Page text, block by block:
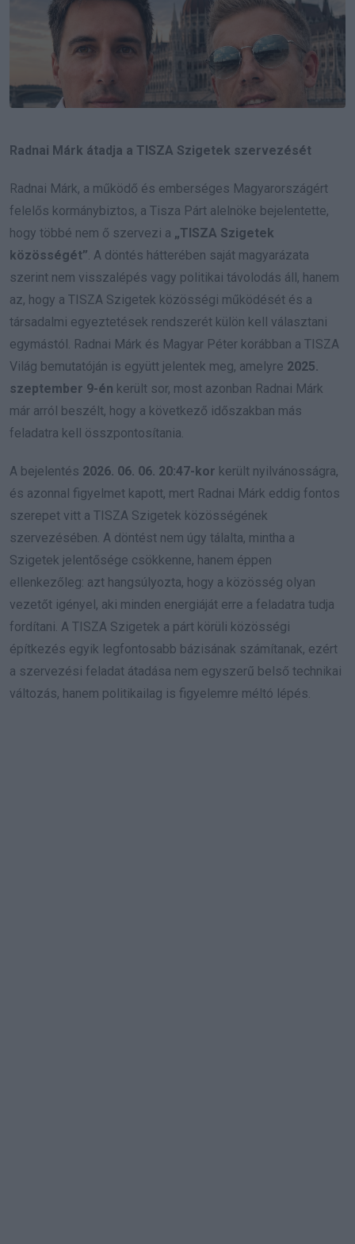
Radnai Márk átadja a TISZA Szigetek szervezését
Radnai Márk, a működő és emberséges Magyarországért
felelős kormánybiztos, a Tisza Párt alelnöke bejelentette,
hogy többé nem ő szervezi a „TISZA Szigetek
közösségét”. A döntés hátterében saját magyarázata
szerint nem visszalépés vagy politikai távolodás áll, hanem
az, hogy a TISZA Szigetek közösségi működését és a
társadalmi egyeztetések rendszerét külön kell választani
egymástól. Radnai Márk és Magyar Péter korábban a TISZA
Világ bemutatóján is együtt jelentek meg, amelyre 2025.
szeptember 9-én került sor, most azonban Radnai Márk
már arról beszélt, hogy a következő időszakban más
feladatra kell összpontosítania.
A bejelentés 2026. 06. 06. 20:47-kor került nyilvánosságra,
és azonnal figyelmet kapott, mert Radnai Márk eddig fontos
szerepet vitt a TISZA Szigetek közösségének
szervezésében. A döntést nem úgy tálalta, mintha a
Szigetek jelentősége csökkenne, hanem éppen
ellenkezőleg: azt hangsúlyozta, hogy a közösség olyan
vezetőt igényel, aki minden energiáját erre a feladatra tudja
fordítani. A TISZA Szigetek a párt körüli közösségi
építkezés egyik legfontosabb bázisának számítanak, ezért
a szervezési feladat átadása nem egyszerű belső technikai
változás, hanem politikailag is figyelemre méltó lépés.